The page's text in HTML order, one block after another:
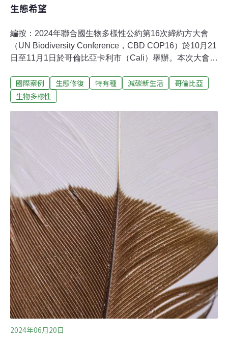
生態希望
編按：2024年聯合國生物多樣性公約第16次締約方大會
（UN Biodiversity Conference，CBD COP16）於10月21
日至11月1日於哥倫比亞卡利市（Cali）舉辦。本次大會選
覺，象徵哥倫比亞豐富的生物多樣性。本文翻譯自
《Mongabay》，介紹這種生長於哥倫比亞與委內瑞拉邊
Gaitan）從腳邊的藍色水桶拿出一朵令人注目的花，將水
珠抖落。接著，他用牙刷將灰塵刷掉，又用鑷子拔除難看
的褐色葉子。蓋塔的媳婦坐在他的對面，重覆著相同的動
作。一旁的丈夫和兒子則負責修剪、分類並將桃紅色的花
朵仔細裝箱。他們已經參與哥倫比亞瓜伊尼亞省
（Guainía）的伊尼里達花卉貿易超過十年了，從一開始的
野外採摘，到成功以人工復育，不僅確保花朵繼續留存，
也有助於這片獨
國際案例 生態修復 特有種 減碳新生活
哥倫比亞
生物多樣性
2024年06月20日